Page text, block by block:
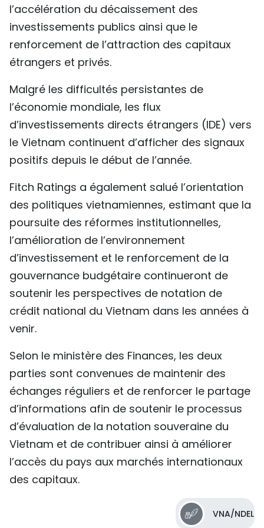
l’accélération du décaissement des
investissements publics ainsi que le
renforcement de l’attraction des capitaux
étrangers et privés.
Malgré les difficultés persistantes de
l’économie mondiale, les flux
d’investissements directs étrangers (IDE) vers
le Vietnam continuent d’afficher des signaux
positifs depuis le début de l’année.
Fitch Ratings a également salué l’orientation
des politiques vietnamiennes, estimant que la
poursuite des réformes institutionnelles,
l’amélioration de l’environnement
d’investissement et le renforcement de la
gouvernance budgétaire continueront de
soutenir les perspectives de notation de
crédit national du Vietnam dans les années à
venir.
Selon le ministère des Finances, les deux
parties sont convenues de maintenir des
échanges réguliers et de renforcer le partage
d’informations afin de soutenir le processus
d’évaluation de la notation souveraine du
Vietnam et de contribuer ainsi à améliorer
l’accès du pays aux marchés internationaux
des capitaux.
VNA/NDEL